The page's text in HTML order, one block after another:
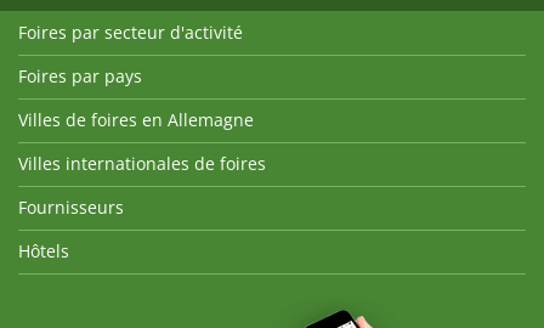
Foires par secteur d'activité
Foires par pays
Villes de foires en Allemagne
Villes internationales de foires
Fournisseurs
Hôtels